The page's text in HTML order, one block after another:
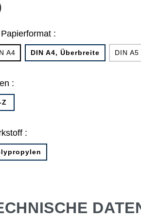
:
A4 DIN A4, Überbreite DIN A5
:
Z
: